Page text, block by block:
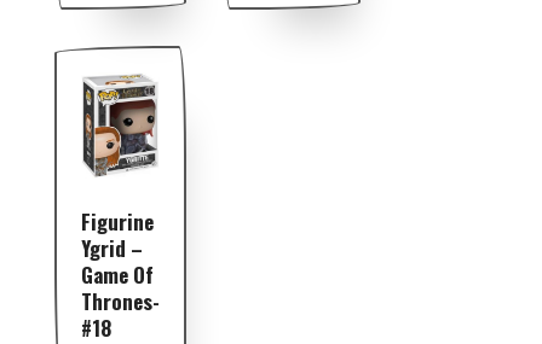
Figurine
Ygrid –
Game Of
Thrones-
#18